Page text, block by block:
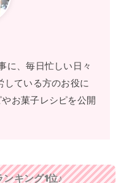
に、毎日忙しい日々
している方のお役に
お菓子レシピを公開
キング1位♪